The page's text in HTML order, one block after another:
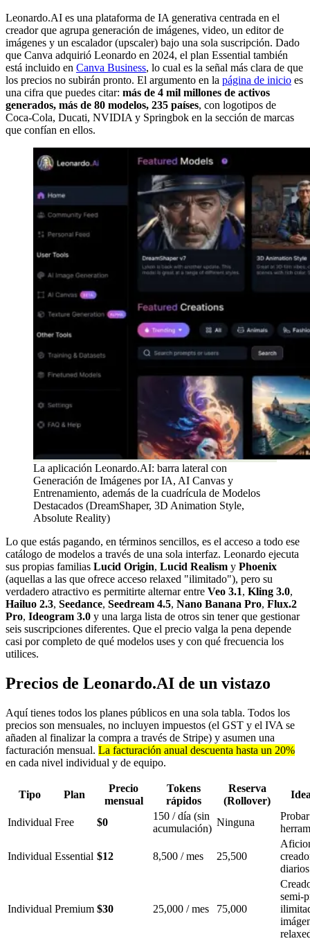
Leonardo.AI es una plataforma de IA generativa centrada en el
creador que agrupa generación de imágenes, video, un editor de
imágenes y un escalador (upscaler) bajo una sola suscripción. Dado
que Canva adquirió Leonardo en 2024, el plan Essential también
está incluido en Canva Business, lo cual es la señal más clara de que
los precios no subirán pronto. El argumento en la página de inicio es
una cifra que puedes citar: más de 4 mil millones de activos
generados, más de 80 modelos, 235 países, con logotipos de
Coca-Cola, Ducati, NVIDIA y Springbok en la sección de marcas
que confían en ellos.
La aplicación Leonardo.AI: barra lateral con
Generación de Imágenes por IA, AI Canvas y
Entrenamiento, además de la cuadrícula de Modelos
Destacados (DreamShaper, 3D Animation Style,
Absolute Reality)
Lo que estás pagando, en términos sencillos, es el acceso a todo ese
catálogo de modelos a través de una sola interfaz. Leonardo ejecuta
sus propias familias Lucid Origin, Lucid Realism y Phoenix
(aquellas a las que ofrece acceso relaxed "ilimitado"), pero su
verdadero atractivo es permitirte alternar entre Veo 3.1, Kling 3.0,
Hailuo 2.3, Seedance, Seedream 4.5, Nano Banana Pro, Flux.2
Pro, Ideogram 3.0 y una larga lista de otros sin tener que gestionar
seis suscripciones diferentes. Que el precio valga la pena depende
casi por completo de qué modelos uses y con qué frecuencia los
utilices.
Precios de Leonardo.AI de un vistazo
Aquí tienes todos los planes públicos en una sola tabla. Todos los
precios son mensuales, no incluyen impuestos (el GST y el IVA se
añaden al finalizar la compra a través de Stripe) y asumen una
facturación mensual. La facturación anual descuenta hasta un 20%
en cada nivel individual y de equipo.
Tipo Plan
Precio
mensual
Tokens
rápidos
Reserva
(Rollover)
Individual Free $0
150 / día (sin
acumulación)
Ninguna
Individual Essential $12 8,500 / mes 25,500
diarios
Individual Premium $30 25,000 / mes 75,000
semi-